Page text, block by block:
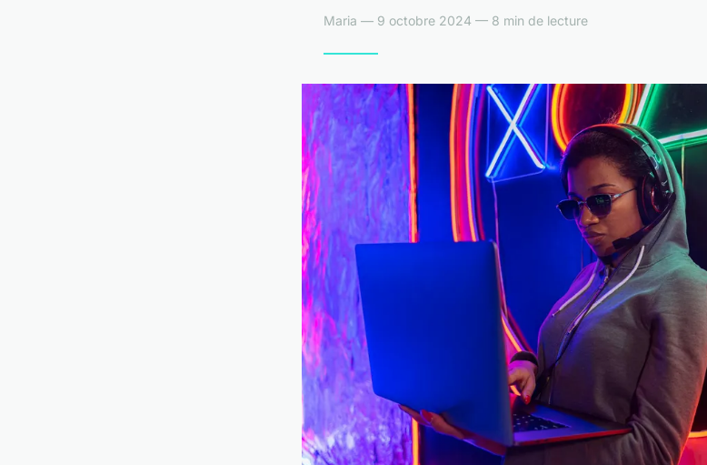
Maria — 9 octobre 2024 — 8 min de lecture